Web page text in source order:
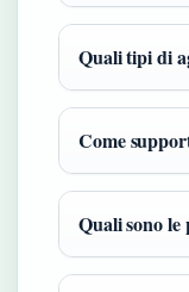
Quali tipi di
Come
Quali sono